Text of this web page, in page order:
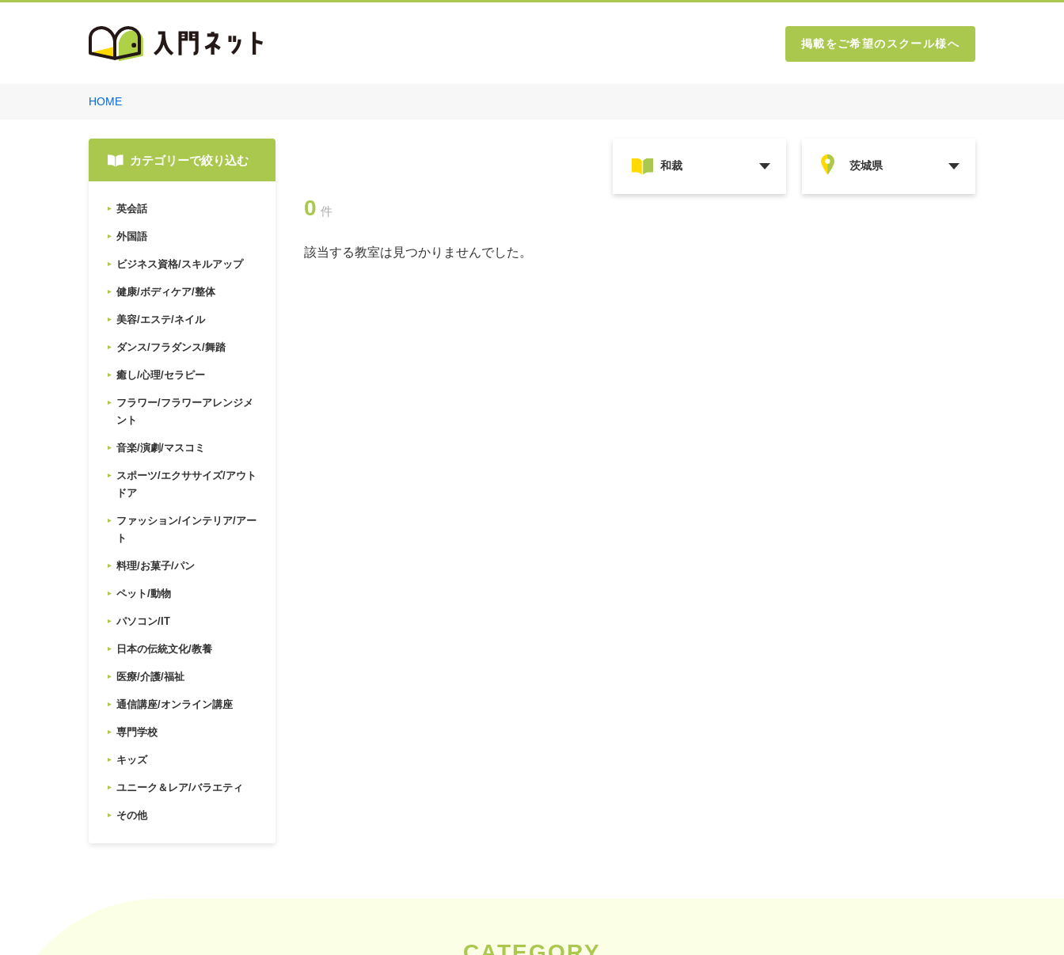
掲載をご希望のスクール様へ
HOME
カテゴリーで絞り込む
英会話
外国語
ビジネス資格/スキルアップ
健康/ボディケア/整体
美容/エステ/ネイル
ダンス/フラダンス/舞踏
癒し/心理/セラピー
フラワー/フラワーアレンジメ
ント
音楽/演劇/マスコミ
スポーツ/エクササイズ/アウト
ドア
ファッション/インテリア/アー
ト
料理/お菓子/パン
ペット/動物
パソコン/IT
日本の伝統文化/教養
医療/介護/福祉
通信講座/オンライン講座
専門学校
キッズ
ユニーク＆レア/バラエティ
その他
0 件
該当する教室は見つかりませんでした。